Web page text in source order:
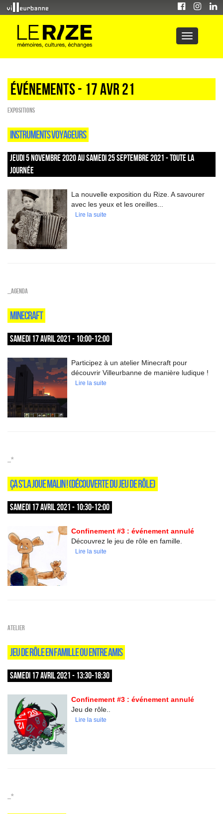
Événements - 17 Avr 21
EXPOSITIONS
INSTRUMENTS VOYAGEURS
JEUDI 5 NOVEMBRE 2020 AU SAMEDI 25 SEPTEMBRE 2021 - TOUTE LA
JOURNÉE
La nouvelle exposition du Rize. A savourer
avec les yeux et les oreilles...
Lire la suite
_Agenda
MINECRAFT
SAMEDI 17 AVRIL 2021 - 10:00-12:00
Participez à un atelier Minecraft pour
découvrir Villeurbanne de manière ludique !
Lire la suite
_*
ÇA S’LA JOUE MALIN ! (DÉCOUVERTE DU JEU DE RÔLE)
SAMEDI 17 AVRIL 2021 - 10:30-12:00
Confinement #3 : événement annulé
Découvrez le jeu de rôle en famille.
Lire la suite
Atelier
JEU DE RÔLE EN FAMILLE OU ENTRE AMIS
SAMEDI 17 AVRIL 2021 - 13:30-18:30
Confinement #3 : événement annulé
Jeu de rôle..
Lire la suite
_*